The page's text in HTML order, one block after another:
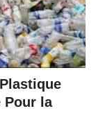
Pour la